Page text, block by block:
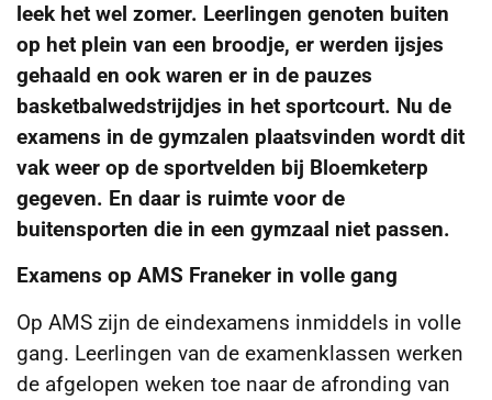
leek het wel zomer. Leerlingen genoten buiten
op het plein van een broodje, er werden ijsjes
gehaald en ook waren er in de pauzes
basketbalwedstrijdjes in het sportcourt. Nu de
examens in de gymzalen plaatsvinden wordt dit
vak weer op de sportvelden bij Bloemketerp
gegeven. En daar is ruimte voor de
buitensporten die in een gymzaal niet passen.
Examens op AMS Franeker in volle gang
Op AMS zijn de eindexamens inmiddels in volle
gang. Leerlingen van de examenklassen werken
de afgelopen weken toe naar de afronding van